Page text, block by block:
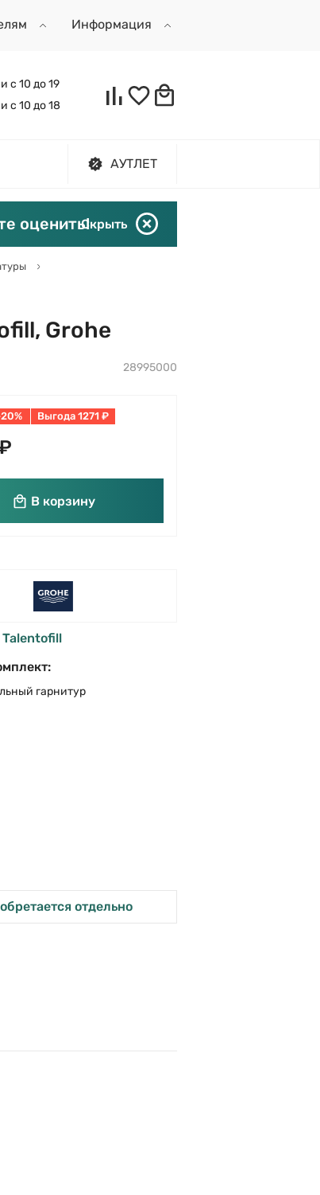
Информация
с 10 до 19
с 10 до 18
АУТЛЕТ
оценить!Скрыть
Grohe
28995000
Выгода 1271 ₽
В корзину
Talentofill
гарнитур
отдельно